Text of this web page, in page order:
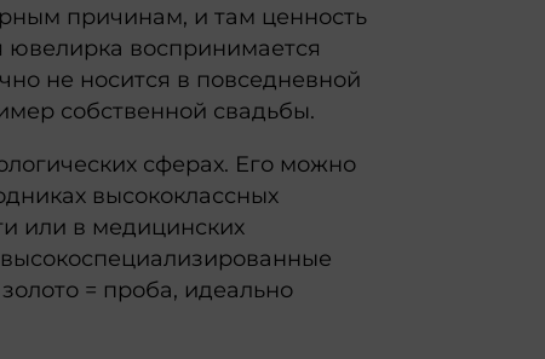
причинам, и там ценность
ювелирка воспринимается
не носится в повседневной
собственной свадьбы.
сферах. Его можно
высококлассных
или в медицинских
= проба, идеально